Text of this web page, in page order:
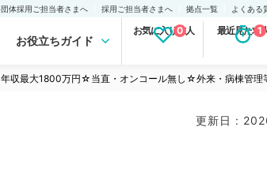
体採用ご担当者さまへ 採用ご担当者さまへ 拠点一覧 よくある
お役立ちガイド
お気に入り求人
0 最近見た求1
年収最大1800万円☆当直・オンコール無し☆外来・病棟管理
更新日 :